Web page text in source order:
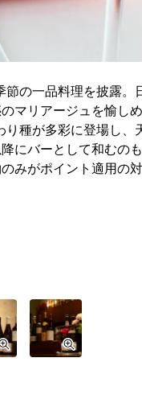
の一品料理を披露。
マリアージュを愉しめ
り種が多彩に登場し、
にバーとして和むのも
みがポイント適用の対